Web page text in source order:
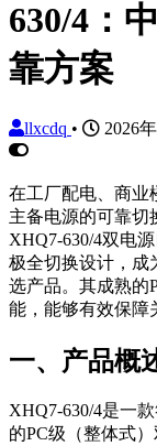
630/4：
靠方案
llxcdq • 2026
在工厂配电、商业
主备电源的可靠切
XHQ7-630/4双电
极全切换设计，成
选产品。其成熟的
能，能够有效保障
一、产品概
XHQ7-630/4是一
的PC级（整体式